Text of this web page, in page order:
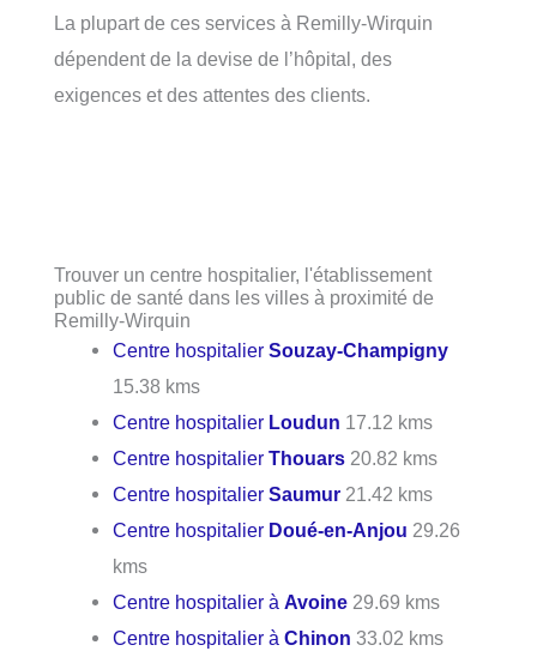
La plupart de ces services à Remilly-Wirquin
dépendent de la devise de l’hôpital, des
exigences et des attentes des clients.
Trouver un centre hospitalier, l'établissement
public de santé dans les villes à proximité de
Remilly-Wirquin
Centre hospitalierSouzay-Champigny
15.38 kms
Centre hospitalier Loudun 17.12 kms
Centre hospitalierThouars 20.82 kms
Centre hospitalierSaumur 21.42 kms
Centre hospitalier Doué-en-Anjou 29.26
kms
Centre hospitalier àAvoine 29.69 kms
Centre hospitalier àChinon 33.02 kms